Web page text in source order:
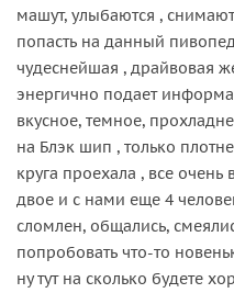
машут, улыбаются ,
попасть на данный
чудеснейшая , драйвовая
энергично подает
вкусное, темное,
на Блэк шип , только
круга проехала , все
двое и с нами еще 4
сломлен, общались,
попробовать что-то
ну тут на сколько будете